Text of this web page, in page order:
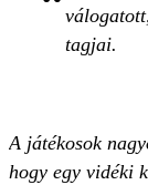
tagjai.
A játékosok
hogy egy vidéki